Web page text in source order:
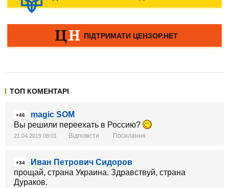
ТОП КОМЕНТАРІ
+46
magic SOM
Вы решили переехать в Россию?
21.04.2019 08:01 Відповісти Посилання
+34
Иван Петрович Сидоров
прощай, страна Украина. Здравствуй, страна
Дураков.